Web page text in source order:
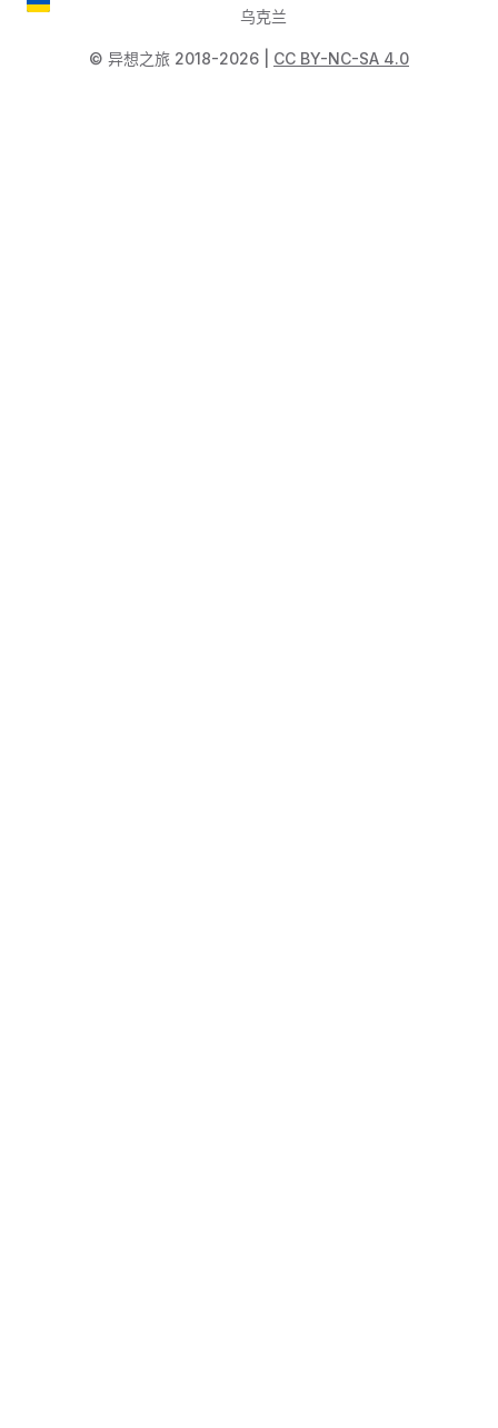
乌克兰
©️ 异想之旅 2018-2026 | CC BY-NC-SA 4.0